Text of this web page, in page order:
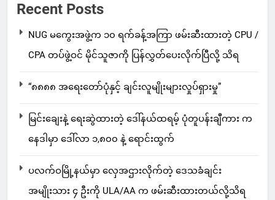
Recent Posts
NUG မကွေးအဖွဲ့က ၁၀ ရက်ခန့်အကြာ ဖမ်းဆီးထားတဲ့ CPU /
CPA တပ်ဖွဲ့ဝင် မိုင်သူဇာကို ပြန်လွှတ်ပေးလိုက်ပြီလို့ သိရ
“၈၈၈၈ အရေးတော်ပုံနှင့် ချင်းလူမျိုးများလှုပ်ရှားမှု”
မြင်းချေးနဲ့ ရေးဆွဲထားတဲ့ ဒေါ်နယ်ထရမ့် ပုံတူပန်းချီကား က
နေဒါမှာ ဒေါ်လာ ၁,၈၀၀ နဲ့ ရောင်းထွက်
ပလက်ဝမြို့နယ်မှာ လှေအဌားလိုက်တဲ့ ဒေသခံချင်း
အမျိုးသား ၄ ဦးကို ULA/AA က ဖမ်းဆီးထားတယ်လို့သိရ